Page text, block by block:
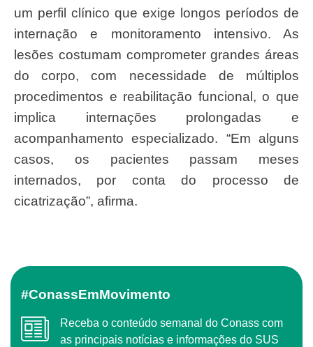
um perfil clínico que exige longos períodos de
internação e monitoramento intensivo. As
lesões costumam comprometer grandes áreas
do corpo, com necessidade de múltiplos
procedimentos e reabilitação funcional, o que
implica internações prolongadas e
acompanhamento especializado. “Em alguns
casos, os pacientes passam meses
internados, por conta do processo de
cicatrização”, afirma.
#ConassEmMovimento
Receba o conteúdo semanal do Conass com
as principais notícias e informações do SUS